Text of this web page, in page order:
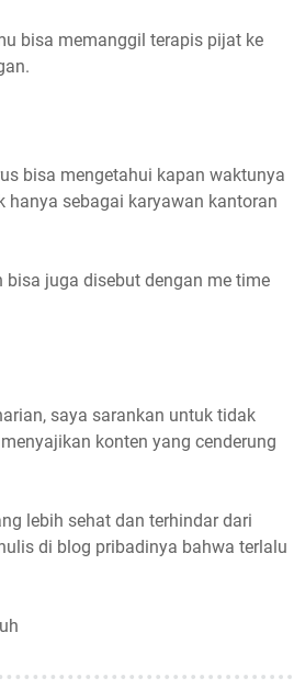
bisa memanggil terapis pijat ke
bisa mengetahui kapan waktunya
hanya sebagai karyawan kantoran
juga disebut dengan me time
saya sarankan untuk tidak
konten yang cenderung
lebih sehat dan terhindar dari
di blog pribadinya bahwa terlalu